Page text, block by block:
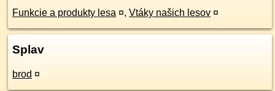
Funkcie a produkty lesa ¤, Vtáky našich lesov ¤
Splav
brod ¤